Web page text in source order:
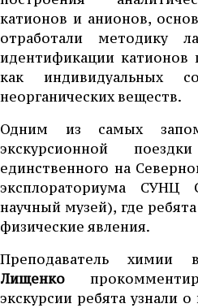
катионов и анионов,
отработали методику
идентификации катионов
как индивидуальных
неорганических веществ.
Одним из самых
экскурсионной
единственного на
эксплораториума СУНЦ
научный музей), где
физические явления.
Преподаватель
Лищенко
экскурсии ребята узнали